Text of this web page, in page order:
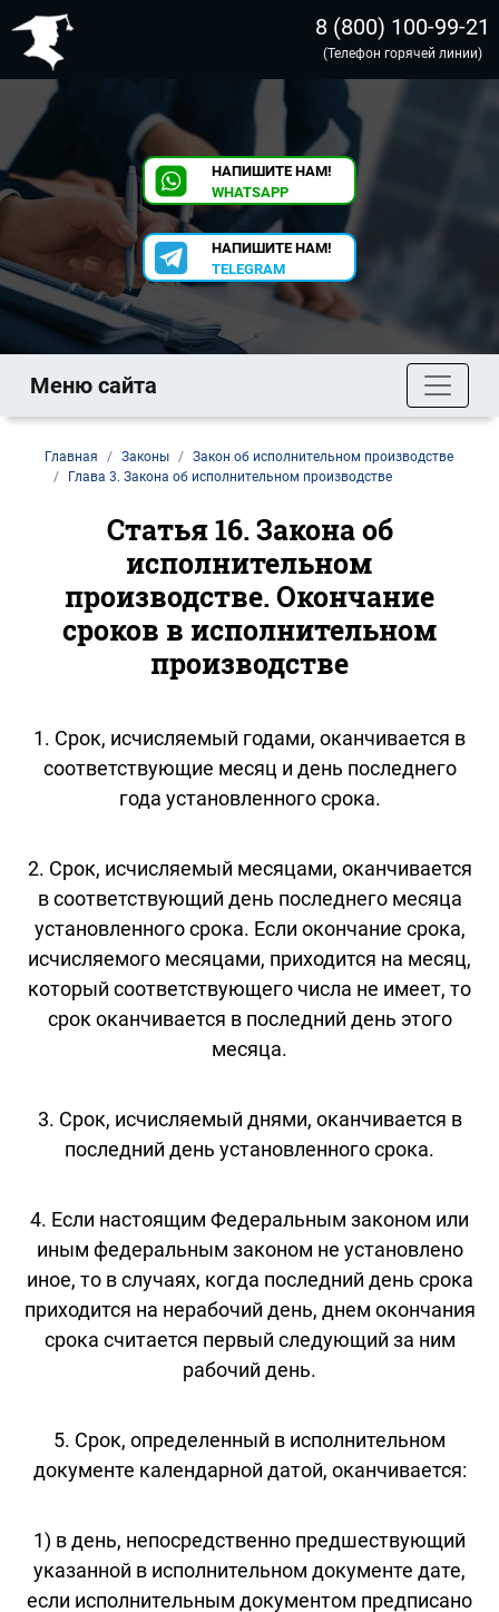
8 (800) 100-99-21
(Телефон горячей линии)
НАПИШИТЕ НАМ!
WHATSAPP
НАПИШИТЕ НАМ!
TELEGRAM
Меню сайта
Главная Законы
Закон об исполнительном производстве
Глава 3. Закона об исполнительном производстве
Статья 16. Закона об
исполнительном
производстве. Окончание
сроков в исполнительном
производстве
1. Срок, исчисляемый годами, оканчивается в
соответствующие месяц и день последнего
года установленного срока.
2. Срок, исчисляемый месяцами, оканчивается
в соответствующий день последнего месяца
установленного срока. Если окончание срока,
исчисляемого месяцами, приходится на месяц,
который соответствующего числа не имеет, то
срок оканчивается в последний день этого
месяца.
3. Срок, исчисляемый днями, оканчивается в
последний день установленного срока.
4. Если настоящим Федеральным законом или
иным федеральным законом не установлено
иное, то в случаях, когда последний день срока
приходится на нерабочий день, днем окончания
срока считается первый следующий за ним
рабочий день.
5. Срок, определенный в исполнительном
документе календарной датой, оканчивается:
1) в день, непосредственно предшествующий
указанной в исполнительном документе дате,
если исполнительным документом предписано